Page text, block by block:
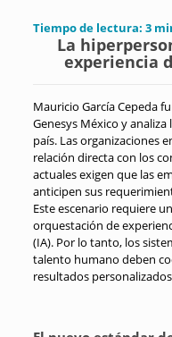
Tiempo de lectura: 3
La
experiencia
Mauricio García Cepeda
Genesys México y
país. Las organizaciones
relación directa con los
actuales exigen que las
anticipen sus
Este escenario requiere
orquestación de
(IA). Por lo tanto, los
talento humano deben
resultados